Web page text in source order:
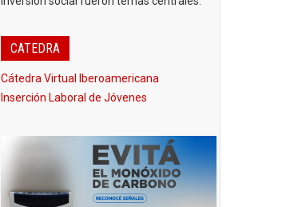
CATEDRA
Cátedra Virtual Iberoamericana
Inserción Laboral de Jóvenes